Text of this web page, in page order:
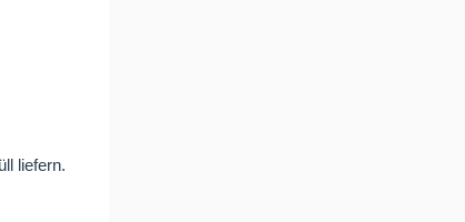
liefern.